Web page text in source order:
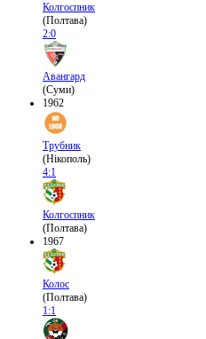
Колгоспник
(Полтава)
2:0
Авангард
(Суми)
1962
Трубник
(Нікополь)
4:1
Колгоспник
(Полтава)
1967
Колос
(Полтава)
1:1